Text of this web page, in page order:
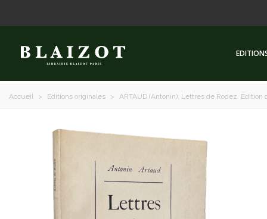
Accueil > Editions originales > ARTAUD (Antonin). Lettres de Rodez.